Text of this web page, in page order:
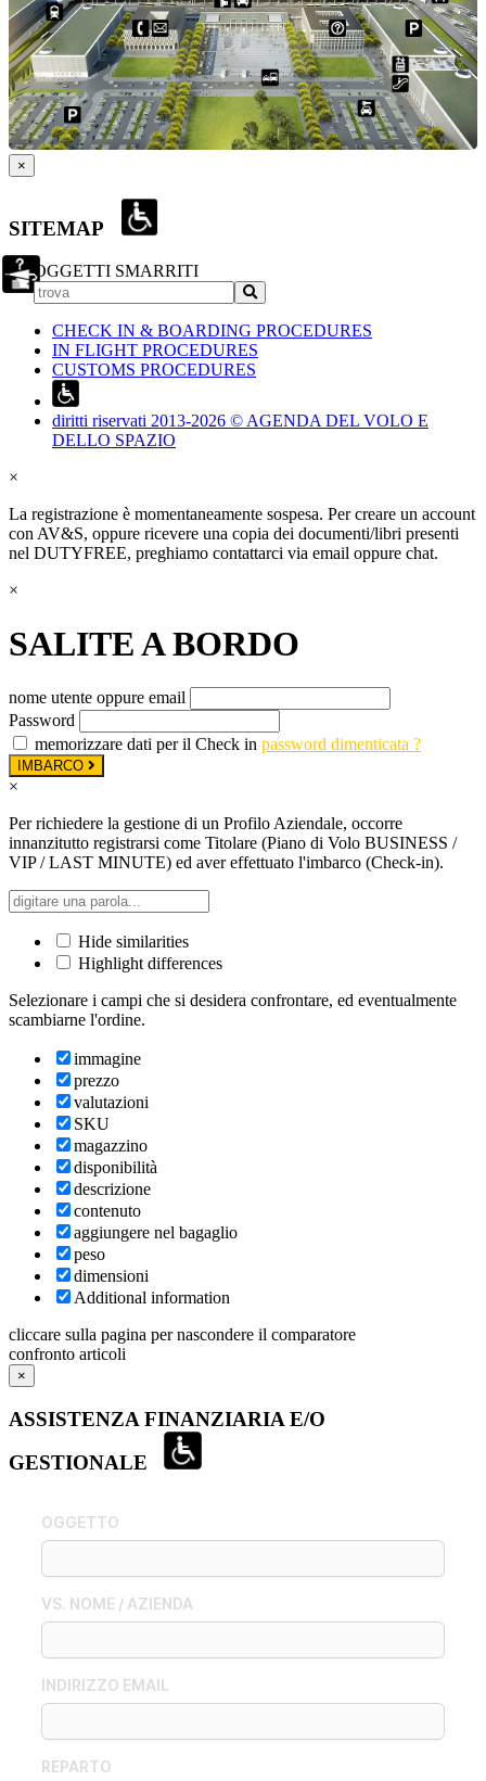
×
SITEMAP
OGGETTI SMARRITI
CHECK IN & BOARDING PROCEDURES
IN FLIGHT PROCEDURES
CUSTOMS PROCEDURES
diritti riservati 2013-2026 © AGENDA DEL VOLO E
DELLO SPAZIO
×
La registrazione è momentaneamente sospesa. Per creare un account
con AV&S, oppure ricevere una copia dei documenti/libri presenti
nel DUTYFREE, preghiamo contattarci via email oppure chat.
×
SALITE A BORDO
nome utente oppure email
Password
memorizzare dati per il Check in password dimenticata ?
IMBARCO
×
Per richiedere la gestione di un Profilo Aziendale, occorre
innanzitutto registrarsi come Titolare (Piano di Volo BUSINESS /
VIP / LAST MINUTE) ed aver effettuato l'imbarco (Check-in).
Hide similarities
Highlight differences
Selezionare i campi che si desidera confrontare, ed eventualmente
scambiarne l'ordine.
immagine
prezzo
valutazioni
SKU
magazzino
disponibilità
descrizione
contenuto
aggiungere nel bagaglio
peso
dimensioni
Additional information
cliccare sulla pagina per nascondere il comparatore
confronto articoli
×
ASSISTENZA FINANZIARIA E/O
GESTIONALE